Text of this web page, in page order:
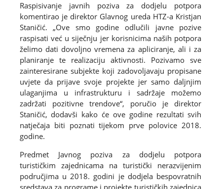
Raspisivanje javnih poziva za dodjelu potpora
komentirao je direktor Glavnog ureda HTZ-a Kristjan
Staničić. „Ove smo godine odlučili javne pozive
raspisati već u siječnju jer korisnicima naših potpora
želimo dati dovoljno vremena za apliciranje, ali i za
planiranje te realizaciju aktivnosti. Pozivamo sve
zainteresirane subjekte koji zadovoljavaju propisane
uvjete da prijave svoje projekte jer samo daljnjim
ulaganjima u infrastrukturu i sadržaje možemo
zadržati pozitivne trendove“, poručio je direktor
Staničić, dodavši kako će ove godine rezultati svih
natječaja biti poznati tijekom prve polovice 2018.
godine.
Predmet Javnog poziva za dodjelu potpora
turističkim zajednicama na turistički nerazvijenim
područjima u 2018. godini je dodjela bespovratnih